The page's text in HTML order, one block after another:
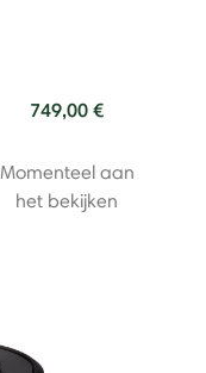
749,00 €
Momenteel aan
het bekijken